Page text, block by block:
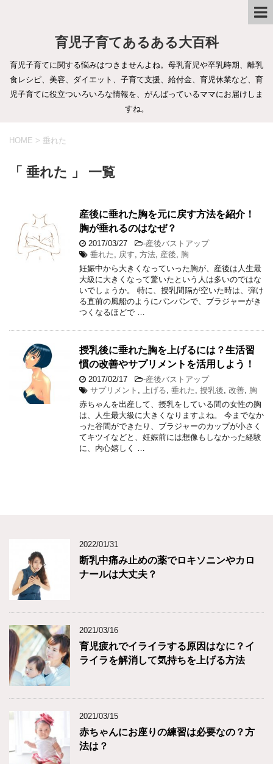
育児子育てあるある大百科
育児子育てに関する悩みはつきませんよね。母乳育児や卒乳時期、離乳
食レシピ、美容、ダイエット、子育て支援、給付金、育児休業など、育
児子育てに役立ついろいろな情報を、がんばっているママにお届けしま
すね。
HOME > 垂れた
「 垂れた 」 一覧
産後に垂れた胸を元に戻す方法を紹介！
胸が垂れるのはなぜ？
2017/03/27 -産後バストアップ
垂れた
戻す 方法 産後
胸
妊娠中から大きくなっていった胸が、産後は人生最
大級に大きくなって驚いたという人は多いのではな
いでしょうか。 特に、授乳間隔が空いた時は、弾け
る直前の風船のようにパンパンで、ブラジャーがき
つくなるほどで …
授乳後に垂れた胸を上げるには？生活習
慣の改善やサプリメントを活用しよう！
2017/02/17 -産後バストアップ
サプリメント
上げる 垂れた 授乳後 改善 胸
赤ちゃんを出産して、授乳をしている間の女性の胸
は、人生最大級に大きくなりますよね。 今までなか
った谷間ができたり、ブラジャーのカップが小さく
てキツイなどと、妊娠前には想像もしなかった経験
に、内心嬉しく …
2022/01/31
断乳中痛み止めの薬でロキソニンやカロ
ナールは大丈夫？
2021/03/16
育児疲れでイライラする原因はなに？イ
ライラを解消して気持ちを上げる方法
2021/03/15
赤ちゃんにお座りの練習は必要なの？方
法は？